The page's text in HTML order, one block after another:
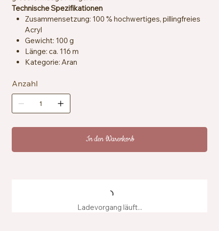
Technische Spezifikationen
Zusammensetzung: 100 % hochwertiges, pillingfreies
Acryl
Gewicht: 100 g
Länge: ca. 116 m
Kategorie: Aran
Maschenprobe: ca. 13 Maschen x 18 Reihen = 10 x 10
cm
Besondere Merkmale: Anti-Pilling, hypoallergen,
veganfreundlich
Pflegehinweise: Maschinenwaschbar bei 40 °C,
trocknergeeignet bei niedriger Temperatur
Anzahl
In den Warenkorb
Ladevorgang läuft...